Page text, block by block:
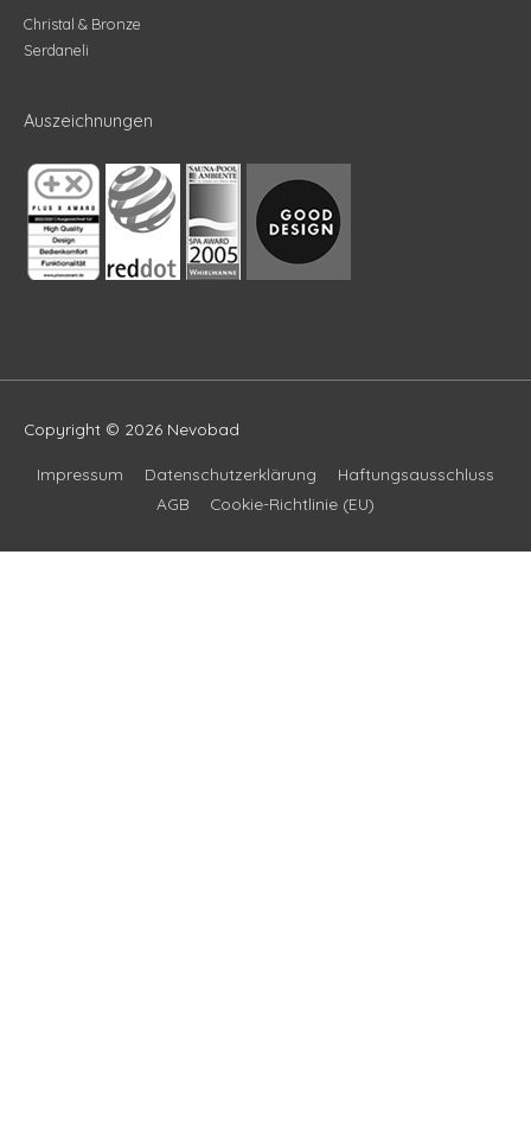
Christal & Bronze
Serdaneli
Auszeichnungen
Copyright © 2026 Nevobad
Impressum Datenschutzerklärung
Haftungsausschluss
AGB
Cookie-Richtlinie (EU)